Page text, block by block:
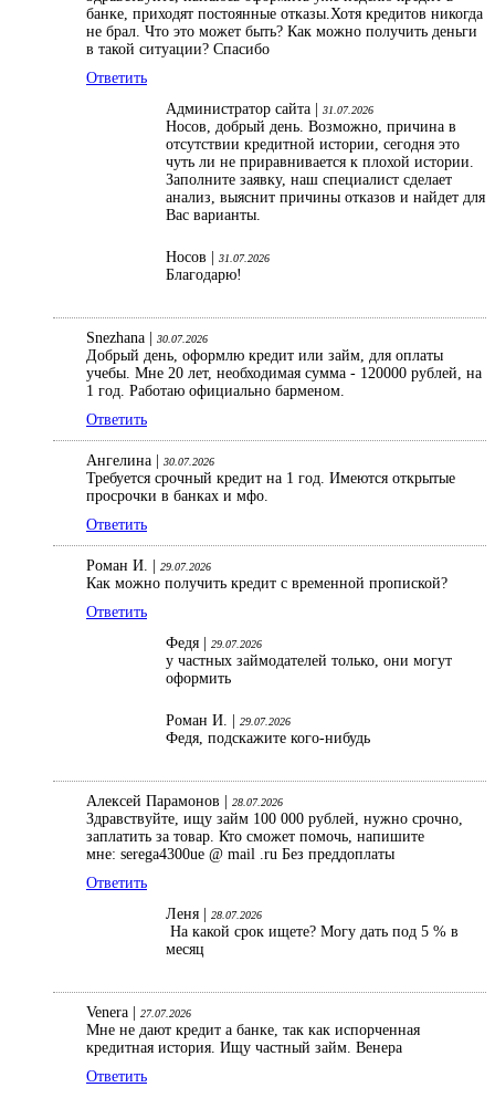
банке, приходят постоянные отказы.Хотя кредитов никогда
не брал. Что это может быть? Как можно получить деньги
в такой ситуации? Спасибо
Ответить
Администратор сайта |
31.07.2026
Носов, добрый день. Возможно, причина в
отсутствии кредитной истории, сегодня это
чуть ли не приравнивается к плохой истории.
Заполните заявку, наш специалист сделает
анализ, выяснит причины отказов и найдет для
Вас варианты.
Носов | 31.07.2026
Благодарю!
Snezhana | 30.07.2026
Добрый день, оформлю кредит или займ, для оплаты
учебы. Мне 20 лет, необходимая сумма - 120000 рублей, на
1 год. Работаю официально барменом.
Ответить
Ангелина | 30.07.2026
Требуется срочный кредит на 1 год. Имеются открытые
просрочки в банках и мфо.
Ответить
Роман И. | 29.07.2026
Как можно получить кредит с временной пропиской?
Ответить
Федя |
29.07.2026
у частных займодателей только, они могут
оформить
Роман И. | 29.07.2026
Федя, подскажите кого-нибудь
Алексей Парамонов | 28.07.2026
Здравствуйте, ищу займ 100 000 рублей, нужно срочно,
заплатить за товар. Кто сможет помочь, напишите
мне: serega4300ue @ mail .ru Без преддоплаты
Ответить
Леня |
28.07.2026
На какой срок ищете? Могу дать под 5 % в
месяц
Venera | 27.07.2026
Мне не дают кредит а банке, так как испорченная
кредитная история. Ищу частный займ. Венера
Ответить